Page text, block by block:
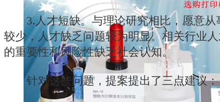
3.人才短缺。与理论研究相比，愿意从
较少，人才缺乏问题较为明显。相关行业
的重要性和风险性缺乏社会认知。
针对这些问题，提案提出了三点建议：